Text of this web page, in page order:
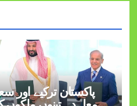
پاکستان ترکیے اور